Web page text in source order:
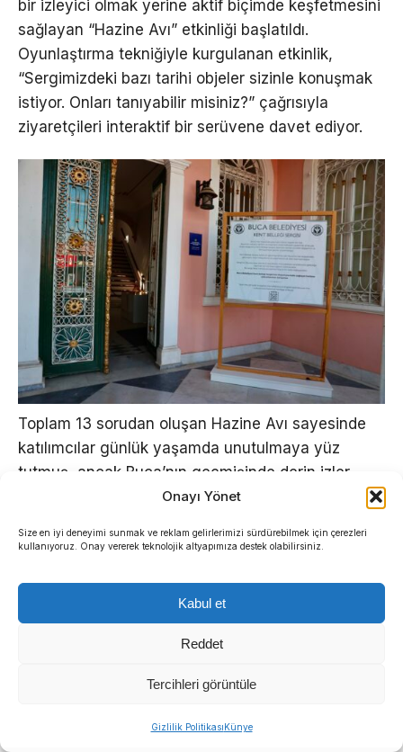
Onayı Yönet
Size en iyi deneyimi sunmak ve reklam gelirlerimizi sürdürebilmek için çerezleri
kullanıyoruz. Onay vererek teknolojik altyapımıza destek olabilirsiniz.
Kabul et
Reddet
Tercihleri görüntüle
Gizlilik PolitikasıKünye
bir izleyici olmak yerine aktif biçimde keşfetmesini
sağlayan “Hazine Avı” etkinliği başlatıldı.
Oyunlaştırma tekniğiyle kurgulanan etkinlik,
“Sergimizdeki bazı tarihi objeler sizinle konuşmak
istiyor. Onları tanıyabilir misiniz?” çağrısıyla
ziyaretçileri interaktif bir serüvene davet ediyor.
Toplam 13 sorudan oluşan Hazine Avı sayesinde
katılımcılar günlük yaşamda unutulmaya yüz
tutmuş, ancak Buca’nın geçmişinde derin izler
bırakmış objelerin hikayelerini ve işlevlerini
keşif dolu bir oyun alanına dönüştüren çalışma,
duygusunu da pekiştiriyor.